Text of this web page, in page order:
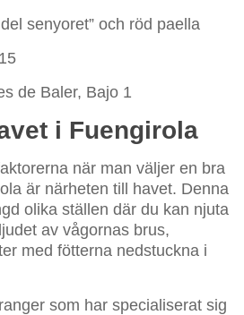
senyoret” och röd paella
de Baler, Bajo 1
i Fuengirola
när man väljer en bra
är närheten till havet. Denna
olika ställen där du kan njuta
av vågornas brus,
med fötterna nedstuckna i
som har specialiserat sig